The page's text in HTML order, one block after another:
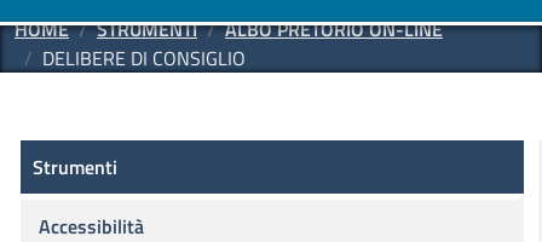
HOME STRUMENTI
ALBO PRETORIO ON-LINE
DELIBERE DI CONSIGLIO
Strumenti
Strumenti
Accessibilità